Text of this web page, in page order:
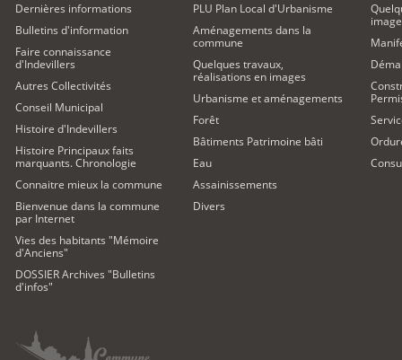
Dernières informations
Bulletins d'information
Faire connaissance
d'Indevillers
Autres Collectivités
Conseil Municipal
Histoire d'Indevillers
Histoire Principaux faits
marquants. Chronologie
Connaitre mieux la commune
Bienvenue dans la commune
par Internet
Vies des habitants "Mémoire
d'Anciens"
DOSSIER Archives "Bulletins
d'infos"
PLU Plan Local d'Urbanisme
Aménagements dans la
commune
Quelques travaux,
réalisations en images
Urbanisme et aménagements
Forêt
Bâtiments Patrimoine bâti
Eau
Assainissements
Divers